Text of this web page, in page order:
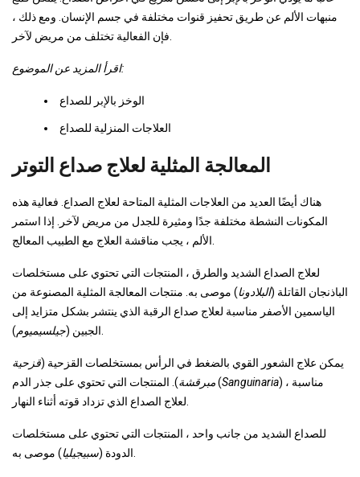
منبهات الألم عن طريق تحفيز قنوات مختلفة في جسم الإنسان. ومع ذلك ،
اقرأ المزيد عن الموضوع:
الوخز بالإبر للصداع
العلاجات المنزلية للصداع
المعالجة المثلية لعلاج صداع التوتر
هناك أيضًا العديد من العلاجات المثلية المتاحة لعلاج الصداع. فعالية هذه
المكونات النشطة مختلفة جدًا ومثيرة للجدل من مريض لآخر. إذا استمر
لعلاج الصداع الشديد والطرق ، المنتجات التي تحتوي على مستخلصات
الباذنجان القاتلة (البلادونا) موصى به. منتجات المعالجة المثلية المصنوعة من
الياسمين الأصفر مناسبة لعلاج صداع الرقبة الذي ينتشر بشكل متزايد إلى
الجبين (جيلسيميوم
يمكن علاج الشعور القوي بالضغط في الرأس بمستخلصات القزحية (قزحية
مبرقشة). المنتجات التي تحتوي على جذر الدم (Sanguinaria) ، مناسبة
للصداع الشديد من جانب واحد ، المنتجات التي تحتوي على مستخلصات
الدودة (سبيجيليا